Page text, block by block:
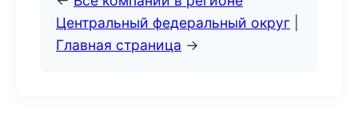
Центральный федеральный округ
Главная страница →